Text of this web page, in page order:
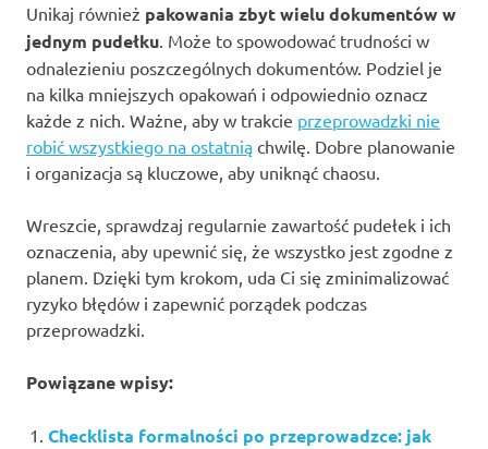
Unikaj również pakowania zbyt wielu dokumentów w
jednym pudełku . Może to spowodować trudności w
odnalezieniu poszczególnych dokumentów. Podziel je
na kilka mniejszych opakowań i odpowiednio oznacz
każde z nich. Ważne, aby w trakcie przeprowadzki nie
robić wszystkiego na ostatnią chwilę. Dobre planowanie
i organizacja są kluczowe, aby uniknąć chaosu.
Wreszcie, sprawdzaj regularnie zawartość pudełek i ich
oznaczenia, aby upewnić się, że wszystko jest zgodne z
planem. Dzięki tym krokom, uda Ci się zminimalizować
ryzyko błędów i zapewnić porządek podczas
przeprowadzki.
Powiązane wpisy:
Checklista formalności po przeprowadzce: jak